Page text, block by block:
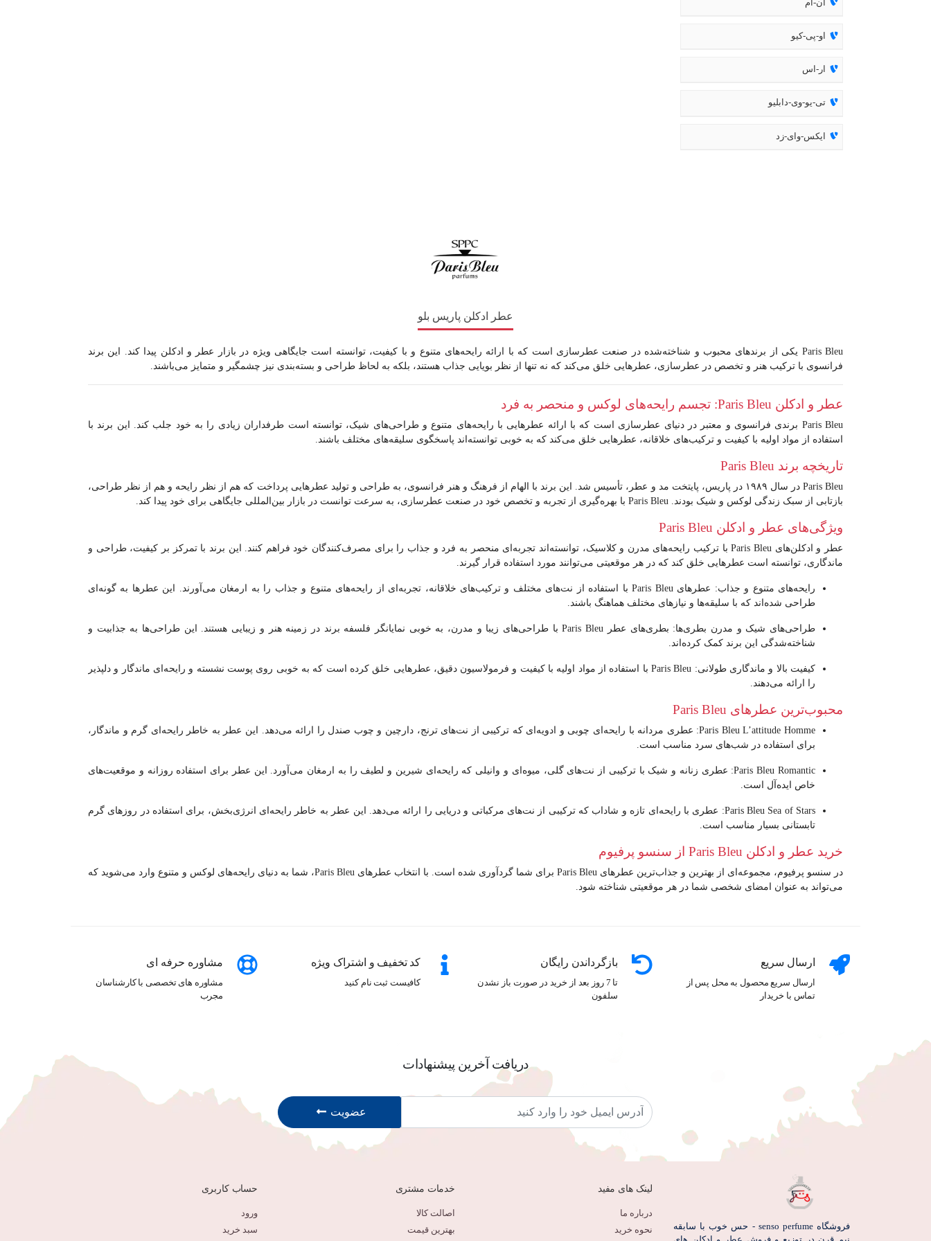
ان-ام
او-پی-کیو
ار-اس
تی-یو-وی-دابلیو
ایکس-وای-زد
عطر ادکلن پاریس بلو
Paris Bleu یکی از برندهای محبوب و شناخته‌شده در صنعت عطرسازی است که با ارائه رایحه‌های متنوع و با کیفیت، توانسته است جایگاهی ویژه در بازار عطر و ادکلن پیدا کند. این برند
فرانسوی با ترکیب هنر و تخصص در عطرسازی، عطرهایی خلق می‌کند که نه تنها از نظر بویایی جذاب هستند، بلکه به لحاظ طراحی و بسته‌بندی نیز چشمگیر و متمایز می‌باشند.
عطر و ادکلن Paris Bleu: تجسم رایحه‌های لوکس و منحصر به فرد
Paris Bleu برندی فرانسوی و معتبر در دنیای عطرسازی است که با ارائه عطرهایی با رایحه‌های متنوع و طراحی‌های شیک، توانسته است طرفداران زیادی را به خود جلب کند. این برند با
استفاده از مواد اولیه با کیفیت و ترکیب‌های خلاقانه، عطرهایی خلق می‌کند که به خوبی توانسته‌اند پاسخگوی سلیقه‌های مختلف باشند.
تاریخچه برند Paris Bleu
Paris Bleu
در سال ۱۹۸۹ در پاریس، پایتخت مد و عطر، تأسیس شد. این برند با الهام از فرهنگ و هنر فرانسوی، به طراحی و تولید عطرهایی پرداخت که هم از نظر رایحه و هم از نظر طراحی،
بازتابی از سبک زندگی لوکس و شیک بودند. Paris Bleu با بهره‌گیری از تجربه و تخصص خود در صنعت عطرسازی، به سرعت توانست در بازار بین‌المللی جایگاهی برای خود پیدا کند.
ویژگی‌های عطر و ادکلن Paris Bleu
عطر و ادکلن‌های Paris Bleu
با ترکیب رایحه‌های مدرن و کلاسیک، توانسته‌اند تجربه‌ای منحصر به فرد و جذاب را برای مصرف‌کنندگان خود فراهم کنند. این برند با تمرکز بر کیفیت، طراحی و
ماندگاری، توانسته است عطرهایی خلق کند که در هر موقعیتی می‌توانند مورد استفاده قرار گیرند.
رایحه‌های متنوع و جذاب
: عطرهای Paris Bleu با استفاده از نت‌های مختلف و ترکیب‌های خلاقانه، تجربه‌ای از رایحه‌های متنوع و جذاب را به ارمغان می‌آورند. این عطرها به گونه‌ای
طراحی شده‌اند که با سلیقه‌ها و نیازهای مختلف هماهنگ باشند.
طراحی‌های شیک و مدرن بطری‌ها
: بطری‌های عطر Paris Bleu با طراحی‌های زیبا و مدرن، به خوبی نمایانگر فلسفه برند در زمینه هنر و زیبایی هستند. این طراحی‌ها به جذابیت و
شناخته‌شدگی این برند کمک کرده‌اند.
کیفیت بالا و ماندگاری طولانی
: Paris Bleu با استفاده از مواد اولیه با کیفیت و فرمولاسیون دقیق، عطرهایی خلق کرده است که به خوبی روی پوست نشسته و رایحه‌ای ماندگار و دلپذیر
را ارائه می‌دهند.
محبوب‌ترین عطرهای Paris Bleu
Paris Bleu L’attitude Homme: عطری مردانه با رایحه‌ای چوبی و ادویه‌ای که ترکیبی از نت‌های ترنج، دارچین و چوب صندل را ارائه می‌دهد. این عطر به خاطر رایحه‌ای گرم و ماندگار،
برای استفاده در شب‌های سرد مناسب است.
Paris Bleu Romantic: عطری زنانه و شیک با ترکیبی از نت‌های گلی، میوه‌ای و وانیلی که رایحه‌ای شیرین و لطیف را به ارمغان می‌آورد. این عطر برای استفاده روزانه و موقعیت‌های
خاص ایده‌آل است.
Paris Bleu Sea of Stars: عطری با رایحه‌ای تازه و شاداب که ترکیبی از نت‌های مرکباتی و دریایی را ارائه می‌دهد. این عطر به خاطر رایحه‌ای انرژی‌بخش، برای استفاده در روزهای گرم
تابستانی بسیار مناسب است.
خرید عطر و ادکلن Paris Bleu از سنسو پرفیوم
در سنسو پرفیوم، مجموعه‌ای از بهترین و جذاب‌ترین عطرهای Paris Bleu
برای شما گردآوری شده است. با انتخاب عطرهای Paris Bleu، شما به دنیای رایحه‌های لوکس و متنوع وارد می‌شوید که
می‌تواند به عنوان امضای شخصی شما در هر موقعیتی شناخته شود.
ارسال سریع
ارسال سریع محصول به محل پس از
تماس با خریدار
بازگرداندن رایگان
تا 7 روز بعد از خرید در صورت باز نشدن
سلفون
کد تخفیف و اشتراک ویژه
کافیست ثبت نام کنید
مشاوره حرفه ای
مشاوره های تخصصی با کارشناسان
مجرب
دریافت آخرین پیشنهادات
عضویت
فروشگاه senso perfume - حس خوب با سابقه
لینک های مفید
درباره ما
نحوه خرید
خدمات مشتری
اصالت کالا
بهترین قیمت
حساب کاربری
ورود
سبد خرید